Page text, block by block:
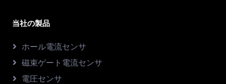
当社の製品
ホール電流センサ
磁束ゲート電流センサ
電圧センサ